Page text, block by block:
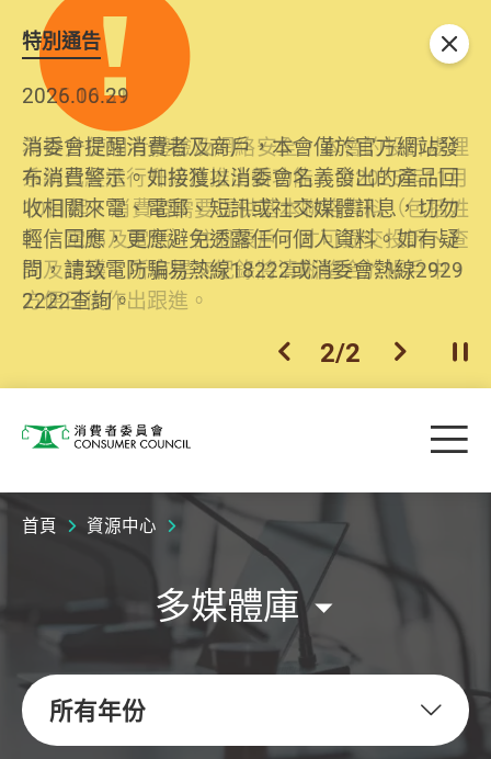
特別通告
2026.06.29
消委會提醒消費者及商戶，本會僅於官方網站發
布消費警示。如接獲以消委會名義發出的產品回
收相關來電、電郵、短訊或社交媒體訊息，切勿
輕信回應，更應避免透露任何個人資料。如有疑
問，請致電防騙易熱線18222或消委會熱線2929
2222查詢。
2025.10.31
為提升使用者體驗及網絡安全，本會的投訴處理
系統已經進行升級及推出新功能。由2025年11月
10日起，消費者需要提供基本聯絡資料（包括姓
名、電郵及電話）註冊帳戶，才可提交投訴、查
詢及建議。所有提交紀錄將清晰整合於帳戶中，
方便日後作出跟進。
上一個
2/2 下一個開
關閉
消費者委員會 目
首頁 資源中心
多媒體庫
所有年份